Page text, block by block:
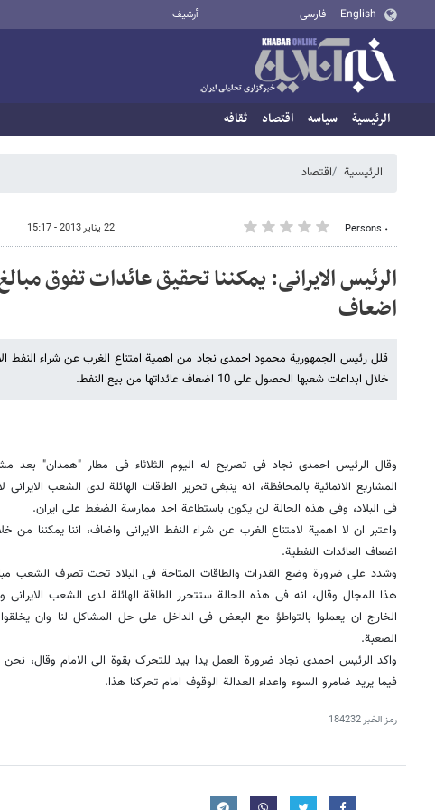
English فارسی أرشيف
الرئيسية سیاسه اقتصاد ثقافه
الرئيسية اقتصاد
٠ Persons 22 يناير 2013 - 15:17
اضعاف
قلل رئیس الجمهوریة محمود احمدی نجاد من اهمیة امتناع الغرب عن شراء النفط
خلال ابداعات شعبها الحصول على 10 اضعاف عائداتها من بیع النفط.
وقال الرئیس احمدی نجاد فی تصریح له الیوم الثلاثاء فی مطار "همدان" بعد
المشاریع الانمائیة بالمحافظة، انه ینبغی تحریر الطاقات الهائلة لدى الشعب الایرانی
فی البلاد، وفی هذه الحالة لن یکون باستطاعة احد ممارسة الضغط على ایران.
اضعاف العائدات النفطیة.
وشدد على ضرورة وضع القدرات والطاقات المتاحة فی البلاد تحت تصرف الشعب
هذا المجال وقال، انه فی هذه الحالة ستتحرر الطاقة الهائلة لدى الشعب
الخارج ان یعملوا بالتواطؤ مع البعض فی الداخل على حل المشاکل لنا وان یخلقوا
الصعبة.
واکد الرئیس احمدی نجاد ضرورة العمل یدا بید للتحرک بقوة الى الامام وقال،
فیما یرید ضامرو السوء واعداء العدالة الوقوف امام تحرکنا هذا.
رمز الخبر184232